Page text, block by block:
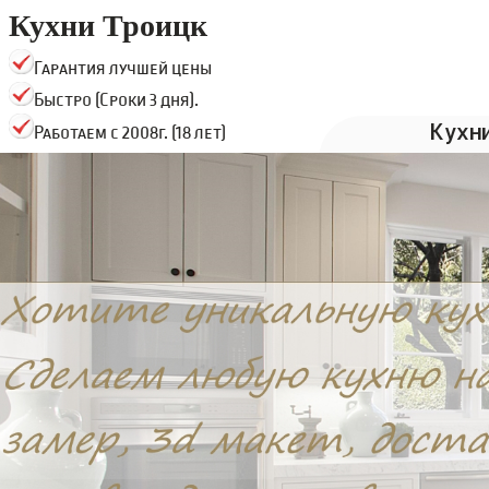
Кухни Троицк
Гарантия лучшей цены
Быстро (Сроки 3 дня).
Работаем с 2008г. (18 лет)